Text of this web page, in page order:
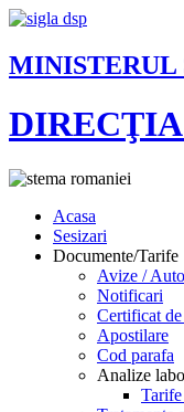
Acasa
Sesizari
Documente/Tarife
Avize /
Notificari
Certificat
Apostilare
Cod parafa
Analize